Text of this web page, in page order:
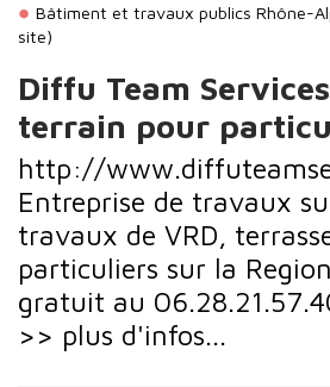
Bâtiment et travaux publics Rhône-
site)
Diffu Team
terrain pour
http://
Entreprise de travaux
travaux de VRD,
particuliers sur la
gratuit au
>> plus d'infos...